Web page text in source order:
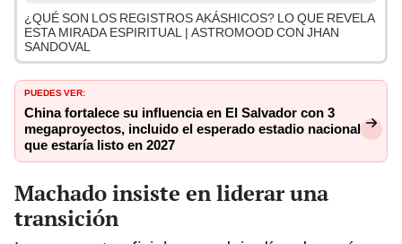
¿QUÉ SON LOS REGISTROS AKÁSHICOS? LO QUE REVELA
ESTA MIRADA ESPIRITUAL | ASTROMOOD CON JHAN
SANDOVAL
PUEDES VER:
China fortalece su influencia en El Salvador con 3
megaproyectos, incluido el esperado estadio nacional
que estaría listo en 2027
Machado insiste en liderar una
transición